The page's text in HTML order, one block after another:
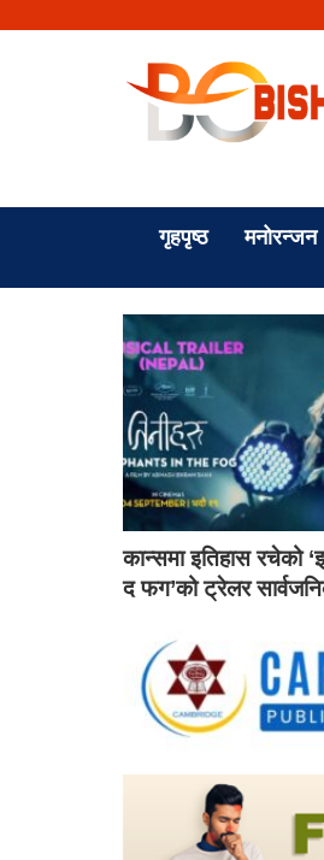
गृहपृष्ठ मनोरन्जन
कान्समा इतिहास रचेको
द फग’को ट्रेलर